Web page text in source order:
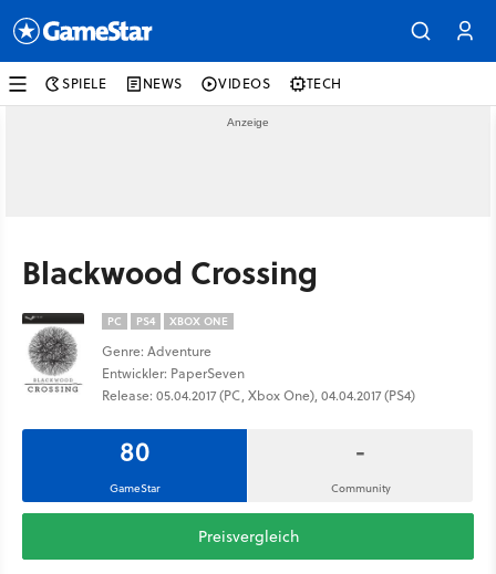
SPIELE NEWS VIDEOS TECH
Blackwood Crossing
PC PS4 XBOX ONE
Genre: Adventure
Entwickler: PaperSeven
Release: 05.04.2017 (PC, Xbox One), 04.04.2017 (PS4)
80
GameStar
-
Community
Preisvergleich